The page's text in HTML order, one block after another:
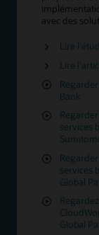
avec des
Lire
Lire
Bank
services
services
Global
Global